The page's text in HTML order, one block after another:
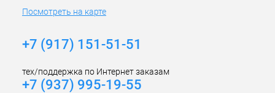
Посмотреть на карте
+7 (917) 151-51-51
тех/поддержка по Интернет заказам
+7 (937) 995-19-55